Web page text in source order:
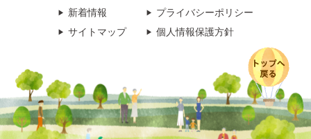
新着情報
サイトマップ
プライバシーポリシー
個人情報保護方針